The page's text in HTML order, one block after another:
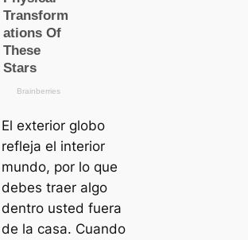
El exterior globo
refleja el interior
mundo, por lo que
debes traer algo
dentro usted fuera
de la casa. Cuando